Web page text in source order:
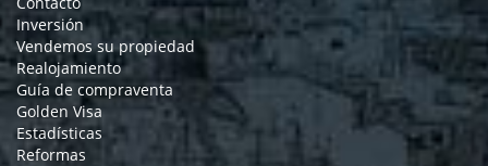
Inversión
Vendemos su propiedad
Realojamiento
Guía de compraventa
Golden Visa
Estadísticas
Reformas